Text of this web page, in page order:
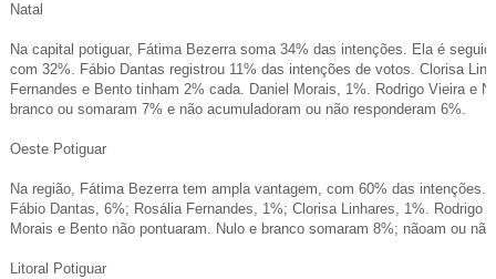
Natal
Na capital potiguar, Fátima Bezerra soma 34% das intenções. Ela é
com 32%. Fábio Dantas registrou 11% das intenções de votos. Clorisa
Fernandes e Bento tinham 2% cada. Daniel Morais, 1%. Rodrigo Vieira e
branco ou somaram 7% e não acumuladoram ou não responderam 6%.
Oeste Potiguar
Na região, Fátima Bezerra tem ampla vantagem, com 60% das intenções.
Fábio Dantas, 6%; Rosália Fernandes, 1%; Clorisa Linhares, 1%. Rodrigo
Morais e Bento não pontuaram. Nulo e branco somaram 8%; nãoam ou
Litoral Potiguar